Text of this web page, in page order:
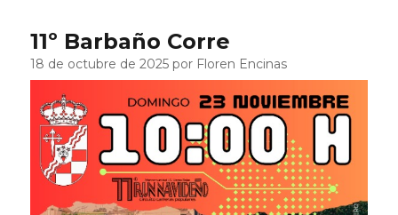
11º Barbaño Corre
18 de octubre de 2025 por Floren Encinas